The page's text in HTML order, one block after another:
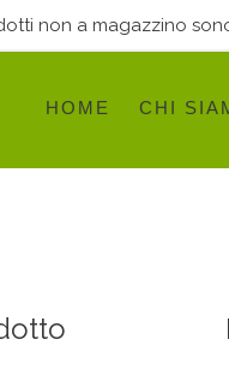
HOME CHI
non a magazzino